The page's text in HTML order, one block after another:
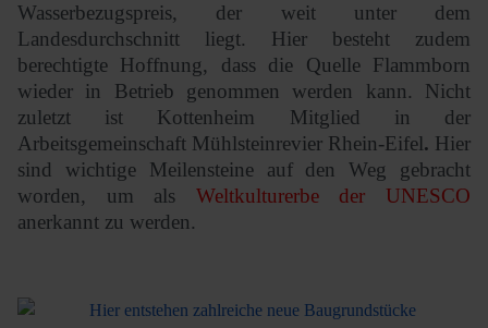
Wasserbezugspreis, der weit unter dem
Landesdurchschnitt liegt. Hier besteht zudem
berechtigte Hoffnung, dass die Quelle Flammborn
wieder in Betrieb genommen werden kann. Nicht
zuletzt ist Kottenheim Mitglied in der
Arbeitsgemeinschaft Mühlsteinrevier Rhein-Eifel. Hier
sind wichtige Meilensteine auf den Weg gebracht
worden, um als Weltkulturerbe der UNESCO
anerkannt zu werden.